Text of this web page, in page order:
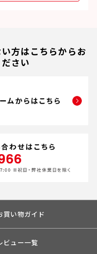
方はこちらからお
さい
買い物ガイド
ビュー一覧